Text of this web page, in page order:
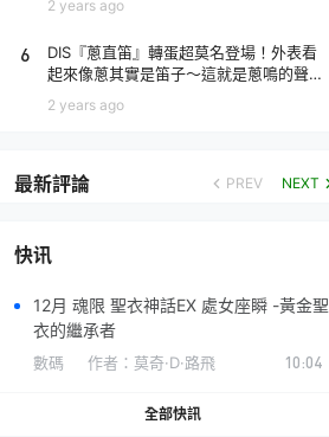
2 years ago
6
DIS『蔥直笛』轉蛋超莫名登場！外表看
起來像蔥其實是笛子～這就是蔥鳴的聲音
2 years ago
最新評論 PREV NEXT
快讯
12月 魂限 聖衣神話EX 處女座瞬 -黃金聖
衣的繼承者
數碼 作者： 莫奇·D·路飛 10:04
全部快訊